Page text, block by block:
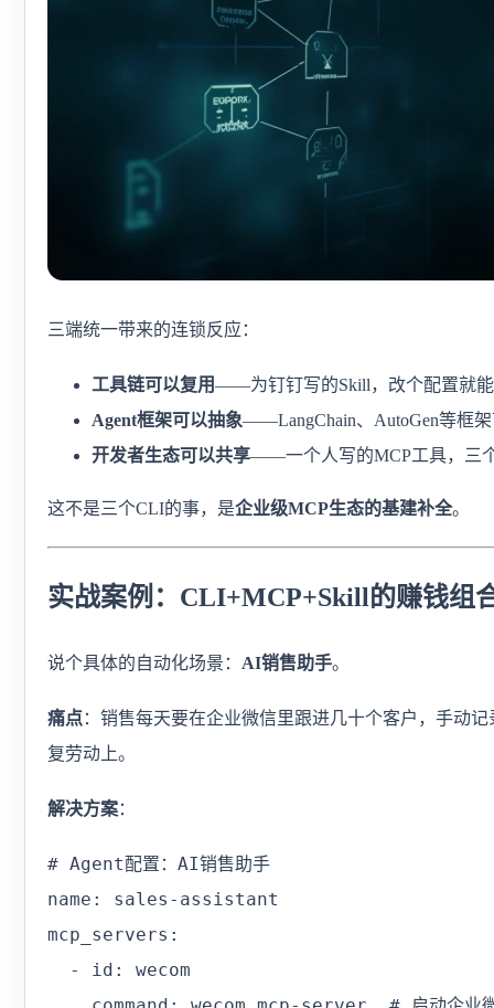
三端统一带来的连锁反应：
工具链可以复用——为钉钉写的Skill，改个配置就
Agent框架可以抽象——LangChain、AutoGen等框
开发者生态可以共享——一个人写的MCP工具，三
这不是三个CLI的事，是企业级MCP生态的基建补全。
实战案例：CLI+MCP+Skill的赚钱组
说个具体的自动化场景： AI销售助手。
痛点：销售每天要在企业微信里跟进几十个客户，手动
复劳动上。
解决方案：
# Agent配置：AI销售助手
name: sales-assistant
mcp_servers:
  - id: wecom